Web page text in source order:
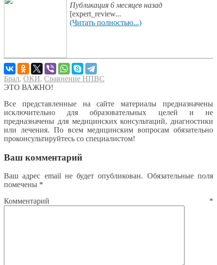
Публикация 6 месяцев назад
[expert_review...
(Читать полностью...)
Брал, ОКИ, Сравнение НПВС
ЭТО ВАЖНО!
Все представленные на сайте материалы предназначены
исключительно для образовательных целей и не
предназначены для медицинских консультаций, диагностики
или лечения. По всем медицинским вопросам обязательно
проконсультируйтесь со специалистом!
Ваш комментарий
Ваш адрес email не будет опубликован. Обязательные поля
помечены *
Комментарий *